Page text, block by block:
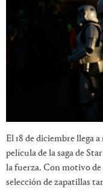
El 18 de diciembre llega
película de la saga de
la fuerza. Con motivo
selección de zapatillas